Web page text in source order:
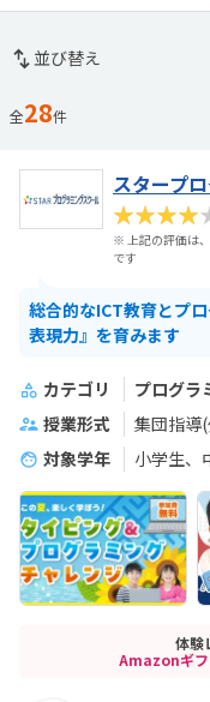
並び替え
全28件
スタープ
※ 上記の評価は
です
総合的なICT教育とプ
表現力』を育みます
カテゴリ プログラ
授業形式
集団指導
対象学年
小学生、
体験
Amazonギフ